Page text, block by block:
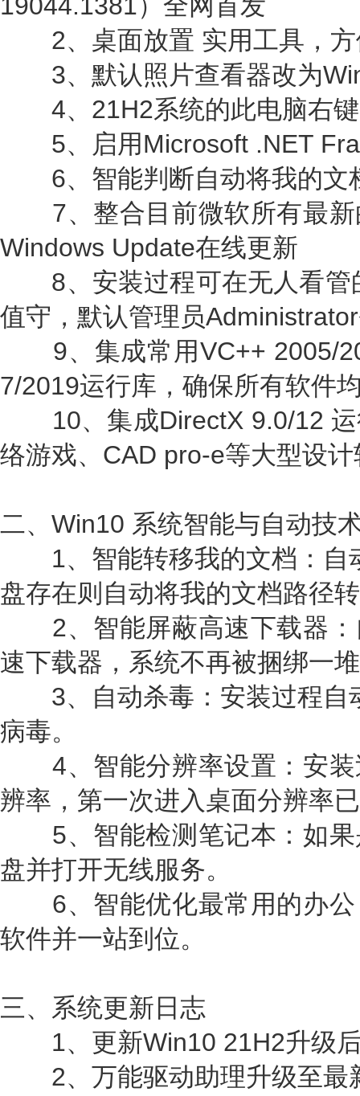
2、桌面放置 实用工具，方
3、默认照片查看器改为
4、21H2系统的此电脑右键
5、启用Microsoft .NET
6、智能判断自动将我的文
7、整合目前微软所有最新
Windows Update在线更新
8、安装过程可在无人看管
值守，默认管理员
9、集成常用VC++ 2005/
7/2019运行库，确保所有软件
10、集成DirectX 9.0/12 运
络游戏、CAD pro-e等大型设计
二、Win10 系统智能与自动技
1、智能转移我的文档：自
盘存在则自动将我的文档路径
2、智能屏蔽高速下载器：
速下载器，系统不再被捆绑一
3、自动杀毒：安装过程自
病毒。
4、智能分辨率设置：安装
辨率，第一次进入桌面分辨率
5、智能检测笔记本：如果
盘并打开无线服务。
6、智能优化最常用的办公
软件并一站到位。
三、系统更新日志
1、更新Win10 21H2升级后
2、万能驱动助理升级至最